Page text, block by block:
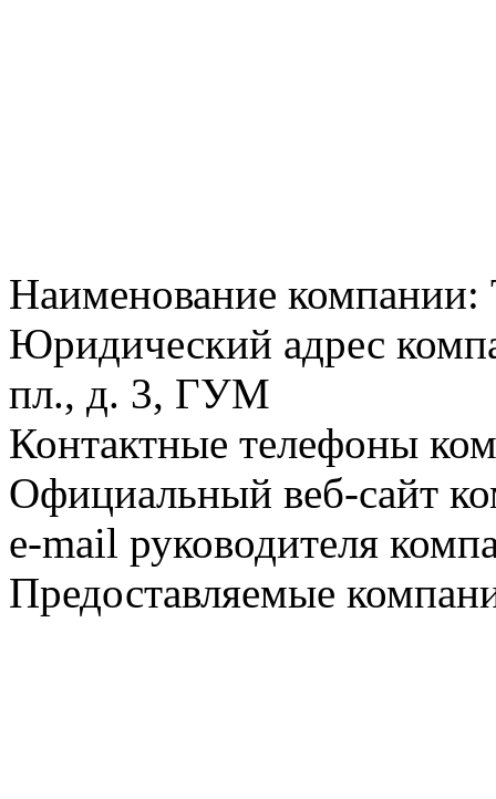
Наименование
Юридический адрес
пл., д. 3, ГУМ
Контактные телефоны
Официальный веб-сайт
e-mail руководителя
Предоставляемые